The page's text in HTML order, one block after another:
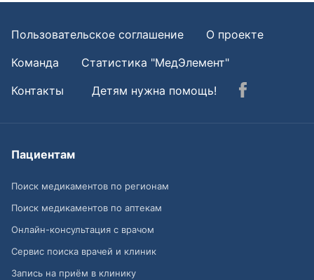
Пользовательское соглашение
О проекте
Команда
Статистика "МедЭлемент"
Контакты
Детям нужна помощь!
Пациентам
Поиск медикаментов по регионам
Поиск медикаментов по аптекам
Онлайн-консультация с врачом
Сервис поиска врачей и клиник
Запись на приём в клинику